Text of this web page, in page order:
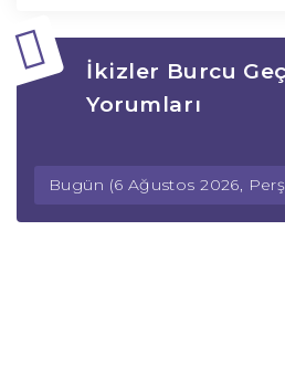
İkizler Burcu
Yorumları
Bugün (6 Ağustos 2026,